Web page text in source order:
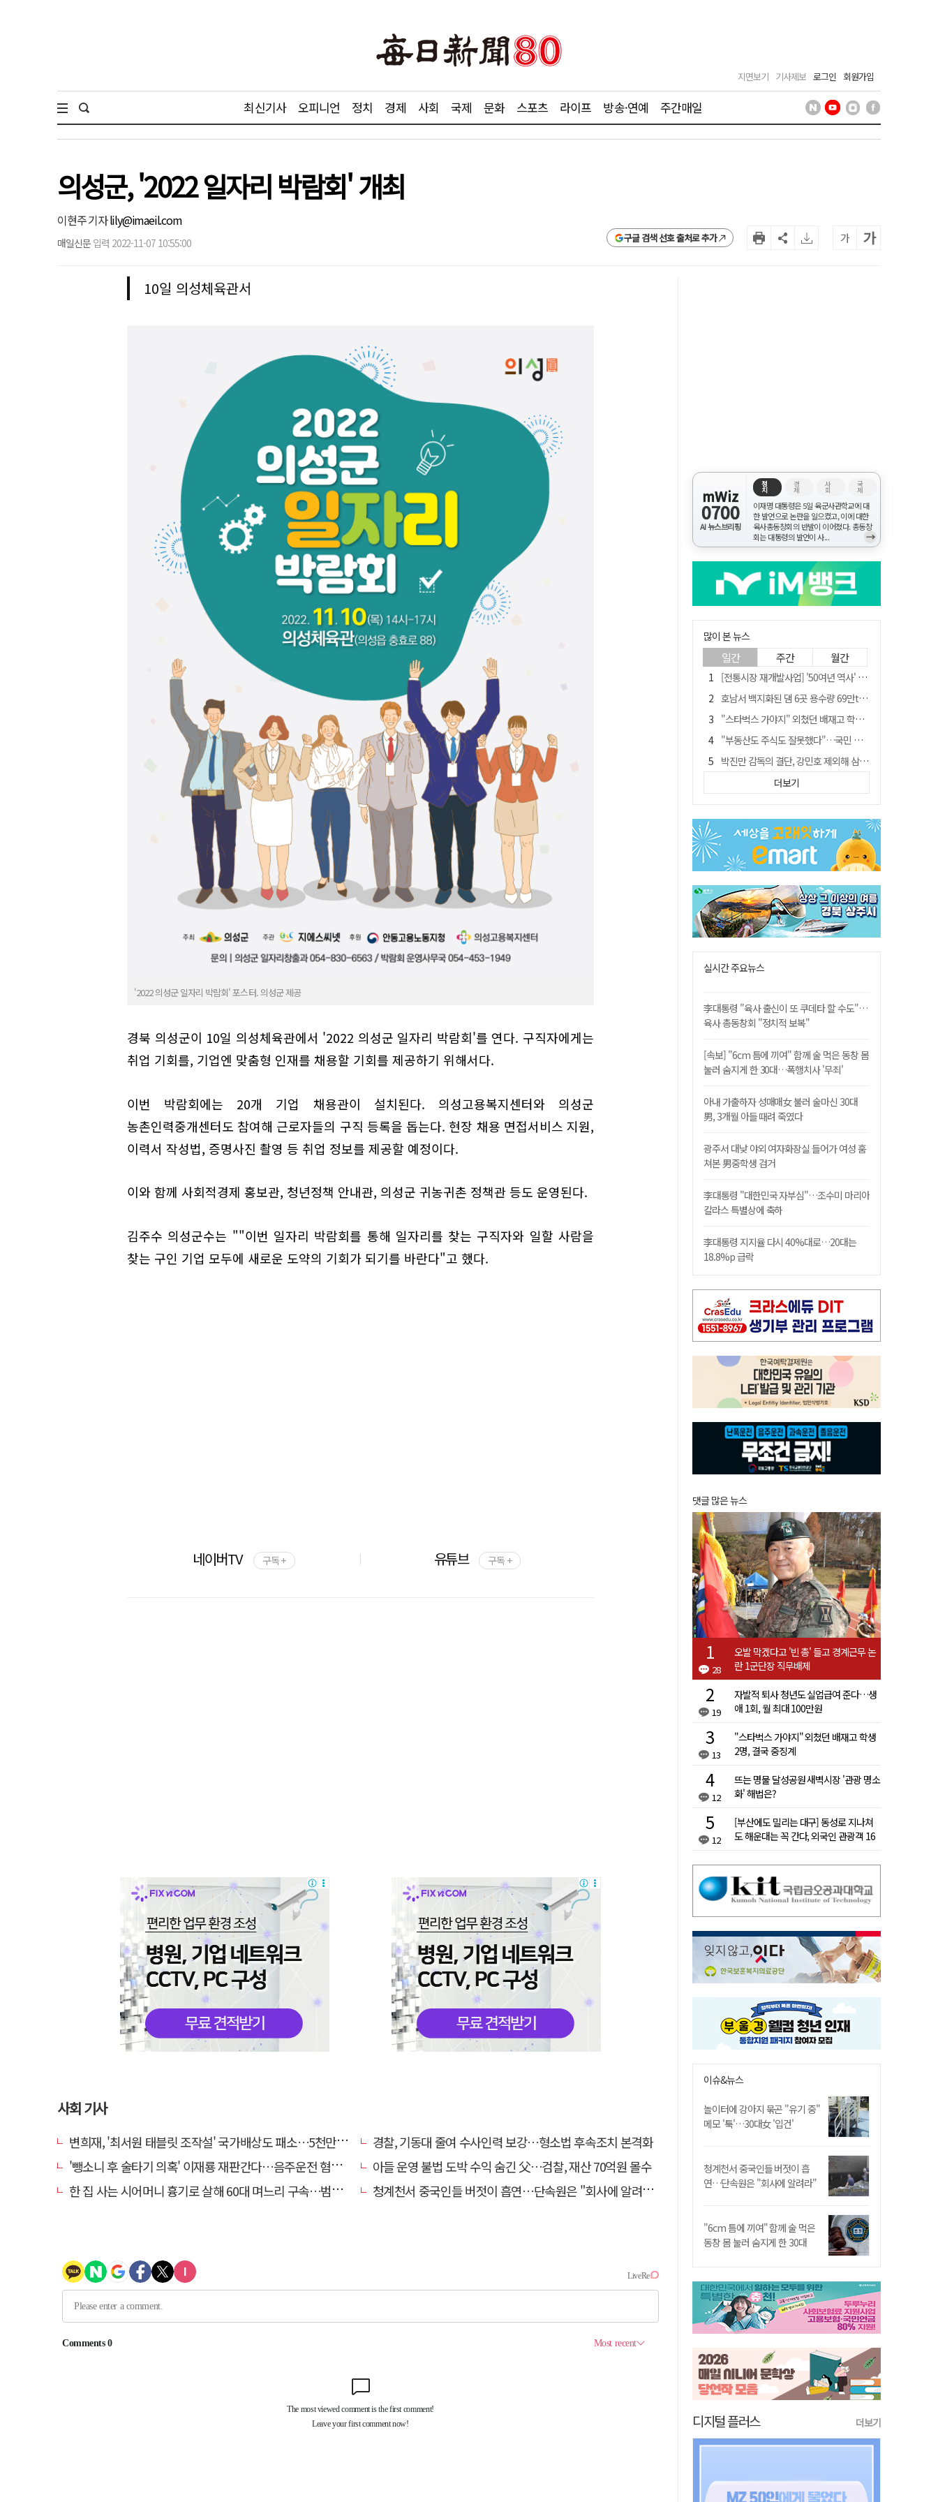
지면보기 기사제보 로그인 회원가입
최신기사 오피니언 정치 경제 사회 국제 문화 스포츠 라이프 방송·연예 주간매일
의성군, '2022 일자리 박람회' 개최
이현주 기자lily@imaeil.com
매일신문 입력 2022-11-07 10:55:00 구글 검색 선호 출처로 추가 가 가
10일 의성체육관서
'2022 의성군 일자리 박람회' 포스터. 의성군 제공
경북 의성군이 10일 의성체육관에서 '2022 의성군 일자리 박람회'를 연다. 구직자에게는
취업 기회를, 기업엔 맞춤형 인재를 채용할 기회를 제공하기 위해서다.
이번 박람회에는 20개 기업 채용관이 설치된다. 의성고용복지센터와 의성군
농촌인력중개센터도 참여해 근로자들의 구직 등록을 돕는다. 현장 채용 면접서비스 지원,
이력서 작성법, 증명사진 촬영 등 취업 정보를 제공할 예정이다.
이와 함께 사회적경제 홍보관, 청년정책 안내관, 의성군 귀농귀촌 정책관 등도 운영된다.
김주수 의성군수는 ""이번 일자리 박람회를 통해 일자리를 찾는 구직자와 일할 사람을
찾는 구인 기업 모두에 새로운 도약의 기회가 되기를 바란다"고 했다.
네이버TV 구독 + 유튜브 구독 +
사회 기사
변희재, '최서원 태블릿 조작설' 국가배상도 패소…5천만원 청구 기각
경찰, 기동대 줄여 수사인력 보강…형소법 후속조치 본격화
'뺑소니 후 술타기 의혹' 이재룡 재판간다…음주운전 혐의 제외
아들 운영 불법 도박 수익 숨긴 父…검찰, 재산 70억원 몰수
한 집 사는 시어머니 흉기로 살해 60대 며느리 구속…범행 동기는
청계천서 중국인들 버젓이 흡연…단속원은 "회사에 알려라" 딴청
mWiz
0700
AI 뉴스브리핑
정
치
경
제
사
회
국
제
이재명 대통령은 5일 육군사관학교에 대
한 발언으로 논란을 일으켰고, 이에 대한
육사총동창회의 반발이 이어졌다. 총동창
회는 대통령의 발언이 사...
→
많이 본 뉴스
일간 주간 월간
[전통시장 재개발사업] '50여년 역사' 수성시장 자리에 25층 주상복합 들어선다
호남서 백지화된 댐 6곳 용수량 69만t… 반도체 클러스터 필요량 넘는다
"스타벅스 가야지" 외쳤던 배재고 학생 2명, 결국 중징계
"부동산도 주식도 잘못했다"…국민 절반 이상, 정부 경제정책 '부정'
박진만 감독의 결단, 강민호 제외해 삼성 라이온즈에 긴장감 불어 넣어
국민 10명 중 6명 "검찰 보완수사권 필요"…민주당 지지층도 53.8%
[전통시장 재개발사업] 신천시장 재개발, 준공 후에도 소송전
[저출산·고령화 그늘] 구미시 "40만명 사수" 고령군 "3만명대 회복"
안동-사가에, "50년 우정 넘어 미래 50년 함께 연다"
더보기
실시간 주요뉴스
李대통령 "육사 출신이 또 쿠데타 할 수도"…
육사 총동창회 "정치적 보복"
[속보] "6cm 틈에 끼여" 함께 술 먹은 동창 몸
눌러 숨지게 한 30대…폭행치사 '무죄'
아내 가출하자 성매매女 불러 술마신 30대
男, 3개월 아들 때려 죽였다
광주서 대낮 야외 여자화장실 들어가 여성 훔
쳐본 男중학생 검거
李대통령 "대한민국 자부심"…조수미 마리아
칼라스 특별상에 축하
李대통령 지지율 다시 40%대로…20대는
18.8%p 급락
댓글 많은 뉴스
28
오발 막겠다고 '빈 총' 들고 경계근무 논
란 1군단장 직무배제
19
자발적 퇴사 청년도 실업급여 준다…생
애 1회, 월 최대 100만원
13
"스타벅스 가야지" 외쳤던 배재고 학생
2명, 결국 중징계
12
뜨는 명물 달성공원 새벽시장 '관광 명소
화' 해법은?
12
[부산에도 밀리는 대구] 동성로 지나쳐
도 해운대는 꼭 간다, 외국인 관광객 16
이슈&뉴스
놀이터에 강아지 묶곤 "유기 중"
메모 '툭'…30대女 '입건'
청계천서 중국인들 버젓이 흡
연…단속원은 "회사에 알려라"
"6cm 틈에 끼여" 함께 술 먹은
동창 몸 눌러 숨지게 한 30대
디지털 플러스 더보기